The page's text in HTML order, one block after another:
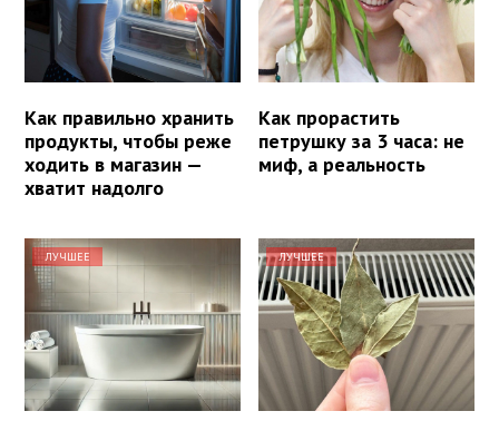
Как правильно хранить
продукты, чтобы реже
ходить в магазин —
хватит надолго
Как прорастить
петрушку за 3 часа: не
миф, а реальность
ЛУЧШЕЕ ЛУЧШЕЕ